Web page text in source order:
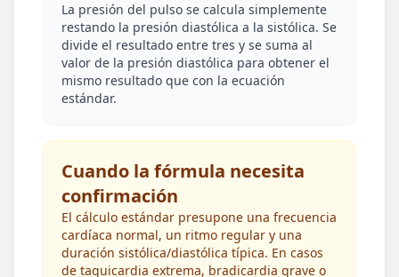
La presión del pulso se calcula simplemente
restando la presión diastólica a la sistólica. Se
divide el resultado entre tres y se suma al
valor de la presión diastólica para obtener el
mismo resultado que con la ecuación
estándar.
Cuando la fórmula necesita
confirmación
El cálculo estándar presupone una frecuencia
cardíaca normal, un ritmo regular y una
duración sistólica/diastólica típica. En casos
de taquicardia extrema, bradicardia grave o